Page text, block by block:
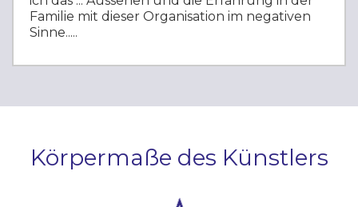
Familie mit dieser Organisation im negativen
Sinne.....
Körpermaße des Künstlers